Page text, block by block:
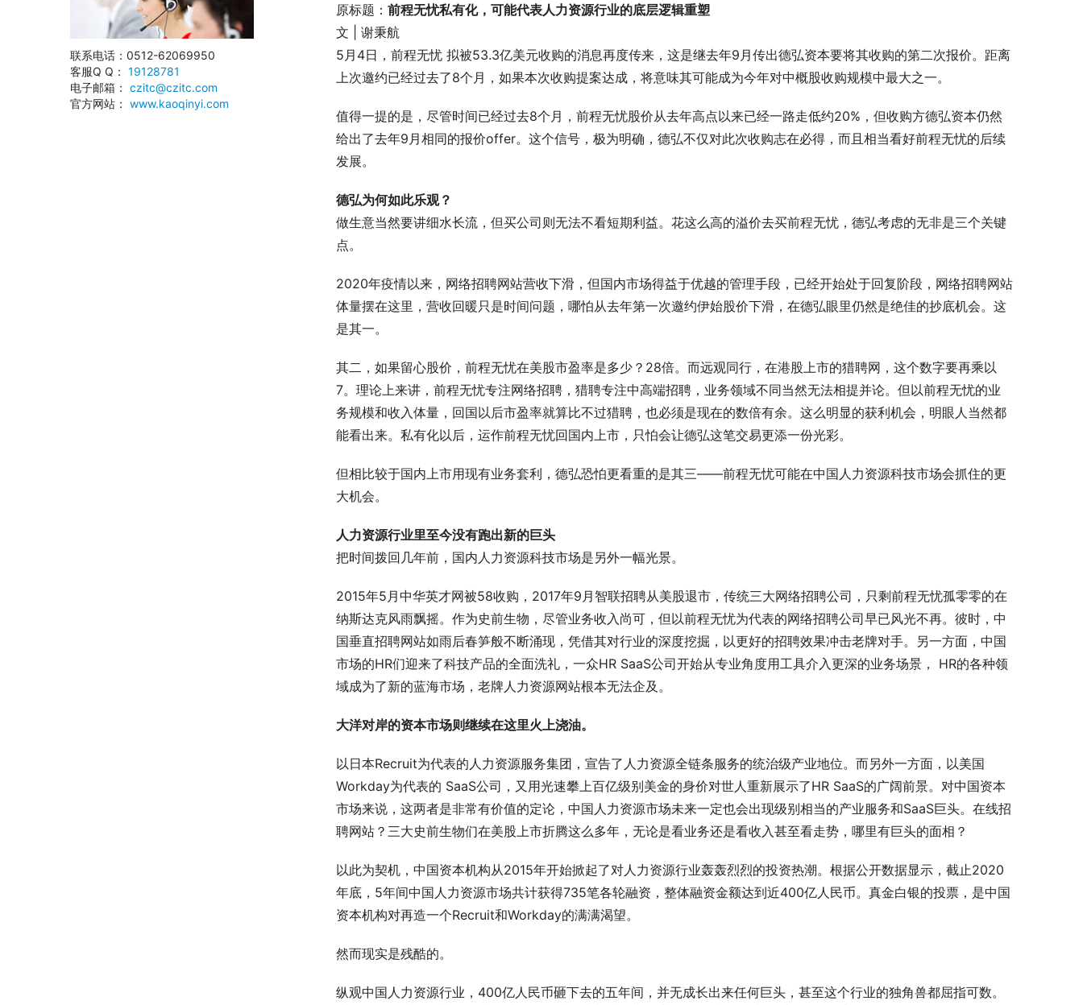
原标题： 前程无忧私有化，可能代表人力资源行业的底层逻辑重塑
文 | 谢秉航
5月4日，前程无忧 拟被53.3亿美元收购的消息再度传来，这是继去年9月传出德弘资本要将其收购的第二次报价。距离
上次邀约已经过去了8个月，如果本次收购提案达成，将意味其可能成为今年对中概股收购规模中最大之一。
值得一提的是，尽管时间已经过去8个月，前程无忧股价从去年高点以来已经一路走低约20%，但收购方德弘资本仍然
给出了去年9月相同的报价offer。这个信号，极为明确，德弘不仅对此次收购志在必得，而且相当看好前程无忧的后续
发展。
德弘为何如此乐观？
做生意当然要讲细水长流，但买公司则无法不看短期利益。花这么高的溢价去买前程无忧，德弘考虑的无非是三个关键
点。
2020年疫情以来，网络招聘网站营收下滑，但国内市场得益于优越的管理手段，已经开始处于回复阶段，网络招聘网站
体量摆在这里，营收回暖只是时间问题，哪怕从去年第一次邀约伊始股价下滑，在德弘眼里仍然是绝佳的抄底机会。这
是其一。
其二，如果留心股价，前程无忧在美股市盈率是多少？28倍。而远观同行，在港股上市的猎聘网，这个数字要再乘以
7。理论上来讲，前程无忧专注网络招聘，猎聘专注中高端招聘，业务领域不同当然无法相提并论。但以前程无忧的业
务规模和收入体量，回国以后市盈率就算比不过猎聘，也必须是现在的数倍有余。这么明显的获利机会，明眼人当然都
能看出来。私有化以后，运作前程无忧回国内上市，只怕会让德弘这笔交易更添一份光彩。
但相比较于国内上市用现有业务套利，德弘恐怕更看重的是其三——前程无忧可能在中国人力资源科技市场会抓住的更
大机会。
人力资源行业里至今没有跑出新的巨头
把时间拨回几年前，国内人力资源科技市场是另外一幅光景。
2015年5月中华英才网被58收购，2017年9月智联招聘从美股退市，传统三大网络招聘公司，只剩前程无忧孤零零的在
纳斯达克风雨飘摇。作为史前生物，尽管业务收入尚可，但以前程无忧为代表的网络招聘公司早已风光不再。彼时，中
国垂直招聘网站如雨后春笋般不断涌现，凭借其对行业的深度挖掘，以更好的招聘效果冲击老牌对手。另一方面，中国
市场的HR们迎来了科技产品的全面洗礼，一众HR SaaS公司开始从专业角度用工具介入更深的业务场景， HR的各种领
域成为了新的蓝海市场，老牌人力资源网站根本无法企及。
大洋对岸的资本市场则继续在这里火上浇油。
以日本Recruit为代表的人力资源服务集团，宣告了人力资源全链条服务的统治级产业地位。而另外一方面，以美国
Workday为代表的 SaaS公司，又用光速攀上百亿级别美金的身价对世人重新展示了HR SaaS的广阔前景。对中国资本
市场来说，这两者是非常有价值的定论，中国人力资源市场未来一定也会出现级别相当的产业服务和SaaS巨头。在线招
聘网站？三大史前生物们在美股上市折腾这么多年，无论是看业务还是看收入甚至看走势，哪里有巨头的面相？
以此为契机，中国资本机构从2015年开始掀起了对人力资源行业轰轰烈烈的投资热潮。根据公开数据显示，截止2020
年底，5年间中国人力资源市场共计获得735笔各轮融资，整体融资金额达到近400亿人民币。真金白银的投票，是中国
资本机构对再造一个Recruit和Workday的满满渴望。
然而现实是残酷的。
纵观中国人力资源行业，400亿人民币砸下去的五年间，并无成长出来任何巨头，甚至这个行业的独角兽都屈指可数。
联系电话：0512-62069950
客服Q Q： 19128781
电子邮箱： czitc@czitc.com
官方网站： www.kaoqinyi.com